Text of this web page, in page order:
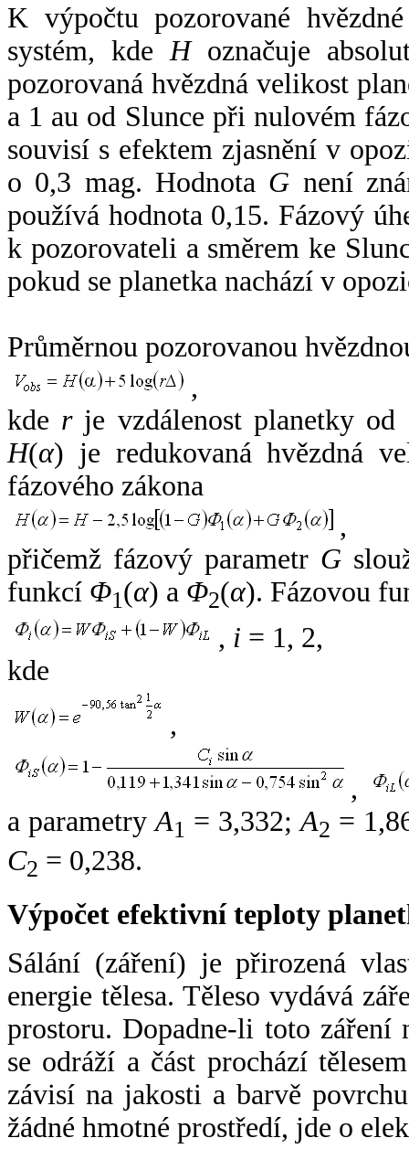
K výpočtu pozorované
systém, kde Hoznačuje
pozorovaná hvězdná velikost
a 1 au od Slunce při nulovém
souvisí s efektem zjasnění v
o 0,3 mag. Hodnota G není
používá hodnota 0,15. Fázový
k pozorovateli a směrem ke
pokud se planetka nachází v
Průměrnou pozorovanou
,
kde rje vzdálenost planetky od
H(α) je redukovaná hvězdná
fázového zákona
,
přičemž fázový parametr G
funkcí Φ1(α) a Φ2(α). Fázovou
, i = 1, 2,
kde
,
,
a parametryA1 = 3,332;A2 =
C2 = 0,238.
Výpočet efektivní teploty
Sálání (záření) je přirozená
energie tělesa. Těleso vydává
prostoru. Dopadne-li toto záření
se odráží a část prochází
závisí na jakosti a barvě
žádné hmotné prostředí, jde o